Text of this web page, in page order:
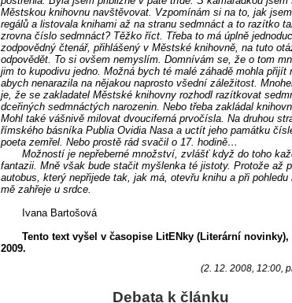
Městskou knihovnu navštěvovat. Vzpomínám si na to, jak
regálů a listovala knihami až na stranu sedmnáct a to razítko
zrovna číslo sedmnáct? Těžko říct. Třeba to má úplně
zodpovědný čtenář, přihlášený v Městské knihovně, na tuto
odpovědět. To si ovšem nemyslím. Domnívám se, že o tom
jim to kupodivu jedno. Možná bych té malé záhadě mohla přijít
abych nenarazila na nějakou naprosto všední záležitost.
je, že se zakladatel Městské knihovny rozhodl razítkovat
dceřiných sedmnáctých narozenin. Nebo třeba zakládal
Mohl také vášnivě milovat dvouciferná prvočísla. Na druhou
římského básníka Publia Ovidia Nasa a uctít jeho památku
poeta zemřel. Nebo prostě rád svačil o 17. hodině…
Možností je nepřeberné množství, zvlášť když do toho
fantazii. Mně však bude stačit myšlenka té jistoty. Protože až
autobus, který nepřijede tak, jak má, otevřu knihu a při
mě zahřeje u srdce.
Ivana Bartošová
Tento text vyšel v časopise LitENky (Literární novinky),
2009.
(2. 12. 2008, 12:00,
Debata k článku